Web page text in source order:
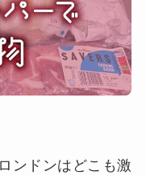
ンドンはどこも激